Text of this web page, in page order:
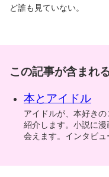
ど誰も見ていない。
この記事が含まれ
本とアイドル
アイドルが、本好き
紹介します。小説に
会えます。インタビュ